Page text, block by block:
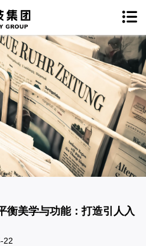
衡美学与功能：打造引人入
22